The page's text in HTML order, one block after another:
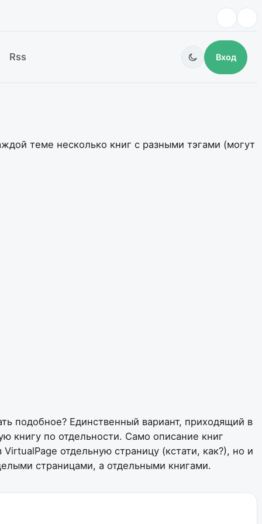
Rss Вход
теме несколько книг с разными тэгами (могут
подобное? Единственный вариант, приходящий в
книгу по отдельности. Само описание книг
отдельную страницу (кстати, как?), но и
страницами, а отдельными книгами.